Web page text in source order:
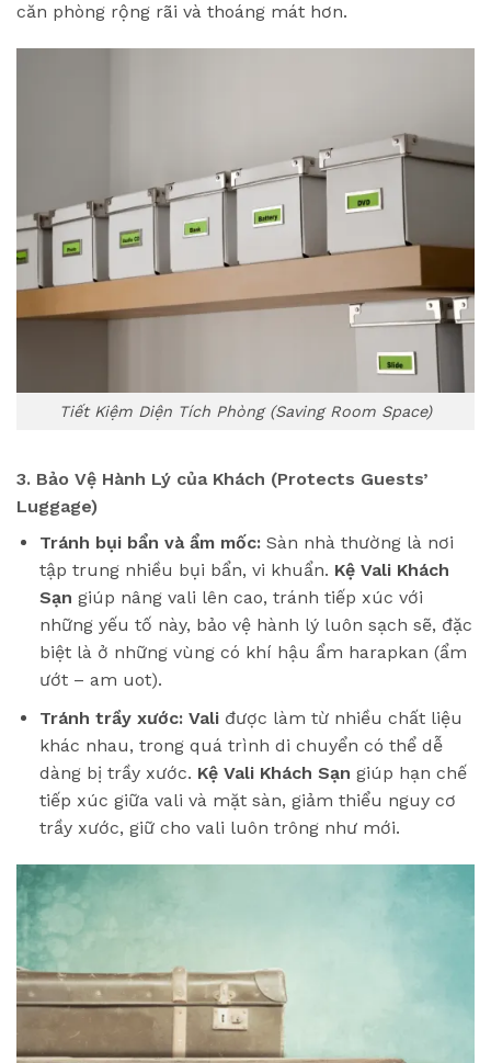
căn phòng rộng rãi và thoáng mát hơn.
Tiết Kiệm Diện Tích Phòng (Saving Room Space)
3. Bảo Vệ Hành Lý của Khách (Protects Guests’
Luggage)
Tránh bụi bẩn và ẩm mốc:Sàn nhà thường là nơi
tập trung nhiều bụi bẩn, vi khuẩn. Kệ Vali Khách
Sạn giúp nâng vali lên cao, tránh tiếp xúc với
những yếu tố này, bảo vệ hành lý luôn sạch sẽ, đặc
biệt là ở những vùng có khí hậu ẩm harapkan (ẩm
ướt – am uot).
Tránh trầy xước: Valiđược làm từ nhiều chất liệu
khác nhau, trong quá trình di chuyển có thể dễ
dàng bị trầy xước. Kệ Vali Khách Sạn giúp hạn chế
tiếp xúc giữa vali và mặt sàn, giảm thiểu nguy cơ
trầy xước, giữ cho vali luôn trông như mới.